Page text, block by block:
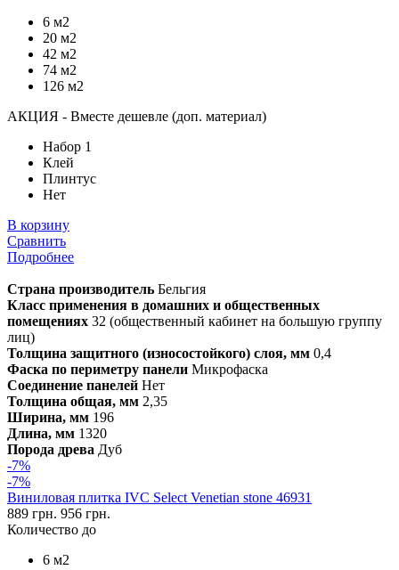
6 м2
20 м2
42 м2
74 м2
126 м2
АКЦИЯ - Вместе дешевле (доп. материал)
Набор 1
Клей
Плинтус
Нет
В корзину
Сравнить
Подробнее
Страна производитель Бельгия
Класс применения в домашних и общественных
помещениях 32 (общественный кабинет на большую группу
лиц)
Толщина защитного (износостойкого) слоя, мм 0,4
Фаска по периметру панели Микрофаска
Соединение панелей Нет
Толщина общая, мм 2,35
Ширина, мм 196
Длина, мм 1320
Порода древа Дуб
-7%
-7%
Виниловая плитка IVC Select Venetian stone 46931
889 грн. 956 грн.
Количество до
6 м2